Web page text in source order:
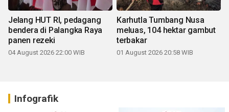
Jelang HUT RI, pedagang
bendera di Palangka Raya
panen rezeki
04 August 2026 22:00 WIB
Karhutla Tumbang Nusa
meluas, 104 hektar gambut
terbakar
01 August 2026 20:58 WIB
Infografik